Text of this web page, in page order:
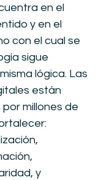
en el
y en el
con el cual se
sigue
lógica. Las
están
millones de
y